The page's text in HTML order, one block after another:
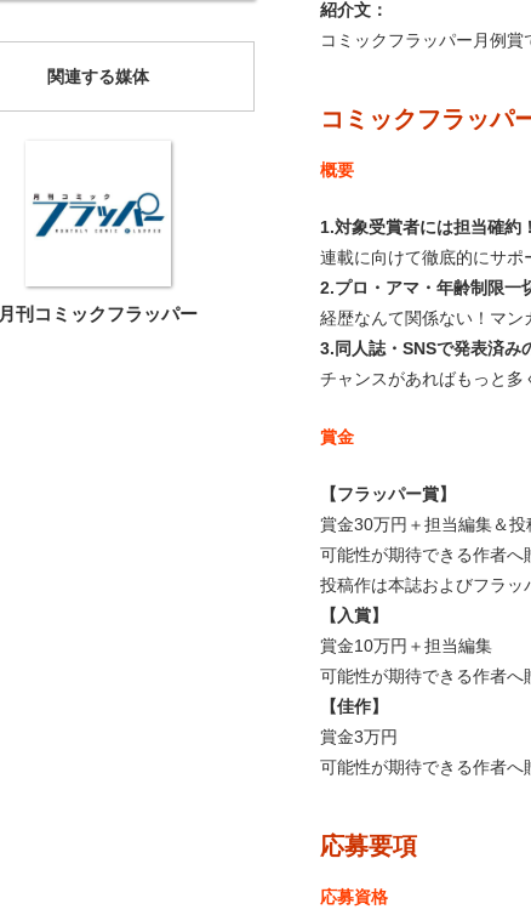
紹介文：
コミックフラッパー月例
コミックフラッパ
概要
1.対象受賞者には担当確約！
連載に向けて徹底的にサポ
2.プロ・アマ・年齢制限一
経歴なんて関係ない！マ
3.同人誌・SNSで発表済み
チャンスがあればもっと
賞金
【フラッパー賞】
賞金30万円＋担当編集＆
可能性が期待できる作者へ
投稿作は本誌およびフラッ
【入賞】
賞金10万円＋担当編集
可能性が期待できる作者へ
【佳作】
賞金3万円
可能性が期待できる作者へ
応募要項
応募資格
関連する媒体
月刊コミックフラッパー